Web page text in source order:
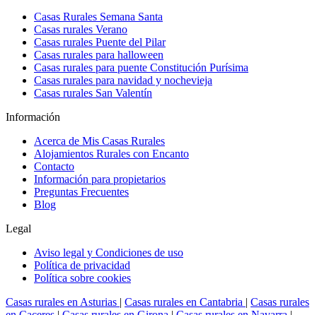
Casas Rurales Semana Santa
Casas rurales Verano
Casas rurales Puente del Pilar
Casas rurales para halloween
Casas rurales para puente Constitución Purísima
Casas rurales para navidad y nochevieja
Casas rurales San Valentín
Información
Acerca de Mis Casas Rurales
Alojamientos Rurales con Encanto
Contacto
Información para propietarios
Preguntas Frecuentes
Blog
Legal
Aviso legal y Condiciones de uso
Política de privacidad
Política sobre cookies
Casas rurales en Asturias | Casas rurales en Cantabria | Casas rurales